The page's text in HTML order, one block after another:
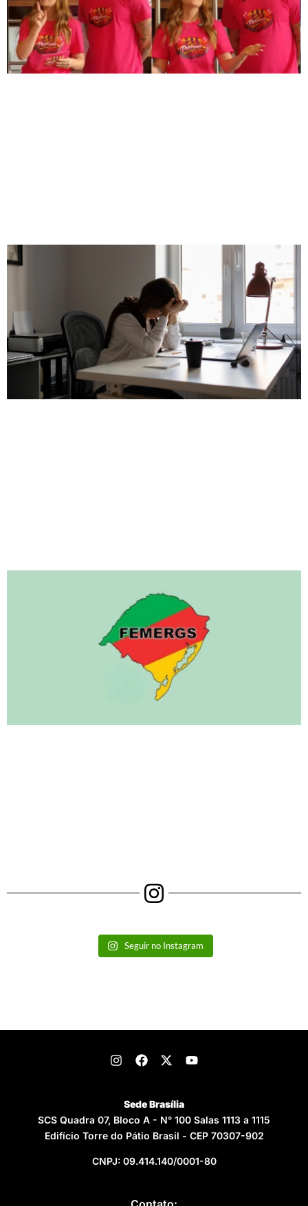
Seguir no Instagram
Sede Brasília
SCS Quadra 07, Bloco A - N° 100 Salas 1113 a 1115
Edifício Torre do Pátio Brasil - CEP 70307-902
CNPJ: 09.414.140/0001-80